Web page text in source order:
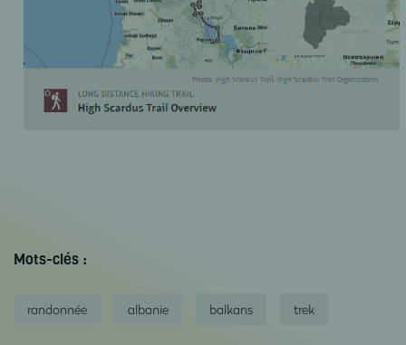
Mots-clés :
randonnée albanie balkans trek